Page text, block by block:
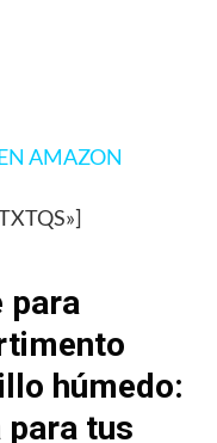
AMAZON
para
húmedo:
para tus